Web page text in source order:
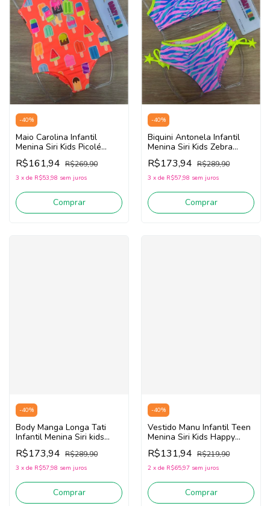
-40%
Maio Carolina Infantil
Menina Siri Kids Picolé
40014 (Laranja)
R$161,94 R$269,90
3 x de R$53,98 sem juros
Comprar
-40%
Biquini Antonela Infantil
Menina Siri Kids Zebra
40276 (Rosa/Azul)
R$173,94 R$289,90
3 x de R$57,98 sem juros
Comprar
-40%
Body Manga Longa Tati
Infantil Menina Siri kids
Zebra 40075 (Rosa/Azul)
R$173,94 R$289,90
3 x de R$57,98 sem juros
Comprar
-40%
Vestido Manu Infantil Teen
Menina Siri Kids Happy
Flower 40236 (Laranja)
R$131,94 R$219,90
2 x de R$65,97 sem juros
Comprar